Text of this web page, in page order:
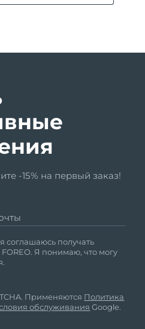
-15% на первый заказ!
соглашаюсь получать
Я понимаю, что могу
Применяются Политика
обслуживания Google.